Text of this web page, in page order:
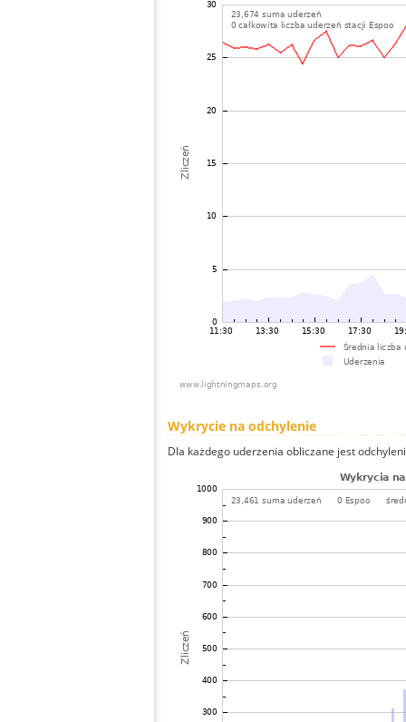
Wykrycie na odchylenie
Dla każdego uderzenia obliczane jest